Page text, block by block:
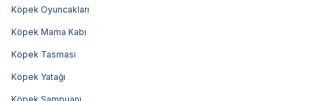
Köpek Oyuncakları
Köpek Mama Kabı
Köpek Tasması
Köpek Yatağı